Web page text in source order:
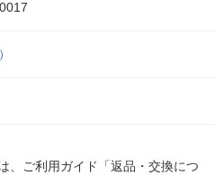
、ご利用ガイド「返品・交換につ